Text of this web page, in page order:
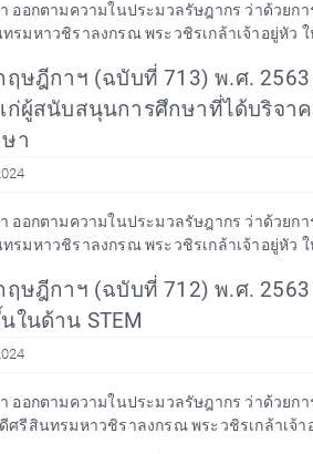
ออกตามความในประมวลรัษฎากร ว่าด้วยกา
รมหาวชิราลงกรณ พระวชิรเกล้าเจ้าอยู่หัว
ษฎีกาฯ (ฉบับที่ 713) พ.ศ.
ผู้สนับสนุนการศึกษาที่ได้บริจาค
า
ออกตามความในประมวลรัษฎากร ว่าด้วยกา
รมหาวชิราลงกรณ พระวชิรเกล้าเจ้าอยู่หัว
ษฎีกาฯ (ฉบับที่ 712) พ.ศ.
ในด้าน STEM
ออกตามความในประมวลรัษฎากร ว่าด้วยการ
ศรีสินทรมหาวชิราลงกรณ พระวชิรเกล้าเจ้